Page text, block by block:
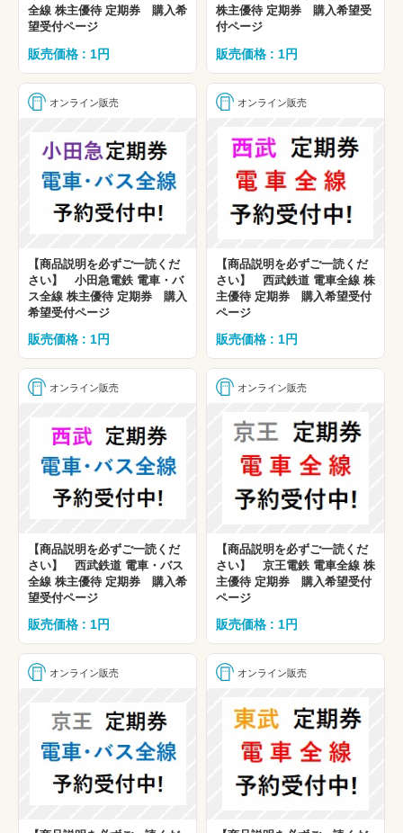
全線 株主優待 定期券 購入希
望受付ページ
販売価格 : 1円
株主優待 定期券 購入希望受
付ページ
販売価格 : 1円
オンライン販売
【商品説明を必ずご一読くだ
さい】 小田急電鉄 電車・バ
ス全線 株主優待 定期券 購入
希望受付ページ
販売価格 : 1円
オンライン販売
【商品説明を必ずご一読くだ
さい】 西武鉄道 電車全線 株
主優待 定期券 購入希望受付
ページ
販売価格 : 1円
オンライン販売
【商品説明を必ずご一読くだ
さい】 西武鉄道 電車・バス
全線 株主優待 定期券 購入希
望受付ページ
販売価格 : 1円
オンライン販売
【商品説明を必ずご一読くだ
さい】 京王電鉄 電車全線 株
主優待 定期券 購入希望受付
ページ
販売価格 : 1円
オンライン販売 オンライン販売